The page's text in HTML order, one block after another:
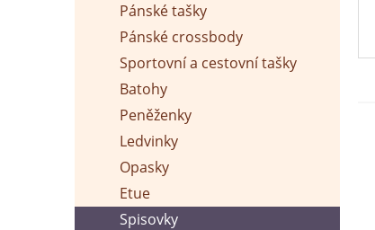
Pánské tašky
Pánské crossbody
Sportovní a cestovní tašky
Batohy
Peněženky
Ledvinky
Opasky
Etue
Spisovky